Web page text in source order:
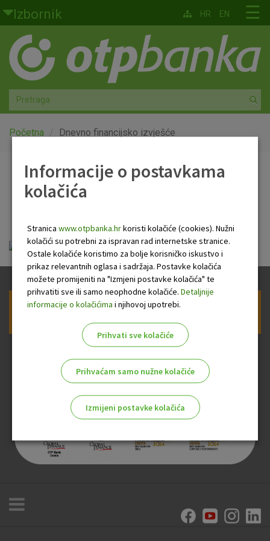
Skoči na glavni sadržaj
Izbornik
Građani
Privatno bankarstvo
Agro
Mala poduzeća i obrtnici
Globalna tržišta
O nama
☰
HR EN
Početna Dnevno financijsko izvješće
Dnevno financijsko
OTP Dnevno financijsko izvješće.pdf
Prijava na newsletter OTP banke
Informacije o postavkama
kolačića
Stranica www.otpbanka.hrkoristi kolačiće (cookies). Nužni
kolačići su potrebni za ispravan rad internetske stranice.
Ostale kolačiće koristimo za bolje korisničko iskustvo i
prikaz relevantnih oglasa i sadržaja. Postavke kolačića
možete promijeniti na "Izmjeni postavke kolačića" te
prihvatiti sve ili samo neophodne kolačiće. Detaljnije
informacije o kolačićima i njihovoj upotrebi.
Prihvati sve kolačiće
Prihvaćam samo nužne kolačiće
Izmijeni postavke kolačića